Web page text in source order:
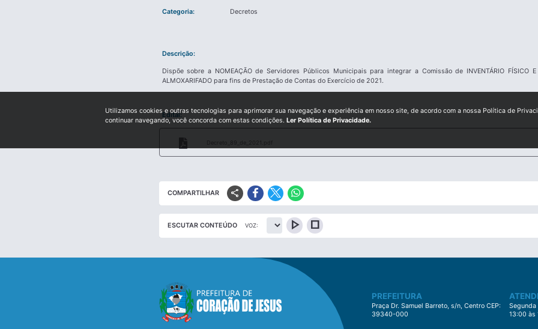
Categoria: Decretos
Descrição:
Dispõe sobre a NOMEAÇÃO de Servidores Públicos Municipais para integrar a Comissão de INVENTÁRIO FÍSICO E
ALMOXARIFADO para fins de Prestação de Contas do Exercício de 2021.
Edital:
Decreto_89_de_2021.pdf
COMPARTILHAR share
ESCUTAR CONTEÚDO VOZ: play_arrow stop
PREFEITURA
Praça Dr. Samuel Barreto, s/n, Centro CEP:
39340-000
Segunda
13:00 às
Utilizamos cookies e outras tecnologias para aprimorar sua navegação e experiência em nosso site, de acordo com a nossa Política de
continuar navegando, você concorda com estas condições. Ler Política de Privacidade.